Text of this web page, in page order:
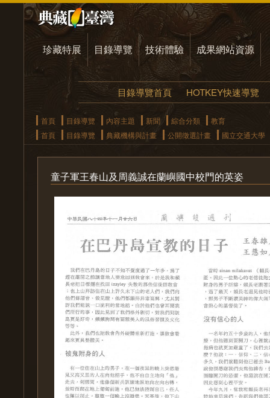
珍藏特展 目錄導覽 技術體驗 成果網站資源
目錄導覽首頁 HOTKEY快速導覽
首頁 目錄導覽 內容主題 新聞 綜合分類
教育
首頁
目錄導覽 典藏機構與計畫 公開徵選計畫 國立交通大學
童子軍王春山及周義誠在蘭嶼國中校門的英姿